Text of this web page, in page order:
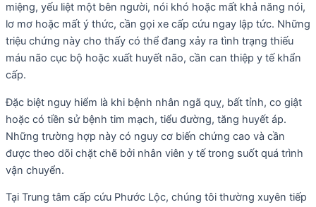
miệng, yếu liệt một bên người, nói khó hoặc mất khả năng nói,
lơ mơ hoặc mất ý thức, cần gọi xe cấp cứu ngay lập tức. Những
triệu chứng này cho thấy có thể đang xảy ra tình trạng thiếu
máu não cục bộ hoặc xuất huyết não, cần can thiệp y tế khẩn
cấp.
Đặc biệt nguy hiểm là khi bệnh nhân ngã quỵ, bất tỉnh, co giật
hoặc có tiền sử bệnh tim mạch, tiểu đường, tăng huyết áp.
Những trường hợp này có nguy cơ biến chứng cao và cần
được theo dõi chặt chẽ bởi nhân viên y tế trong suốt quá trình
vận chuyển.
Tại Trung tâm cấp cứu Phước Lộc, chúng tôi thường xuyên tiếp